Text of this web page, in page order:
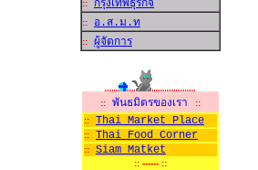
:: กรุงเทพธุรกิจ
:: อ.ส.ม.ท
:: ผู้จัดการ
:: พันธมิตรของเรา
::
::
Thai Market Place
:: Thai Food Corner
:: Siam Matket
:: ------ ::